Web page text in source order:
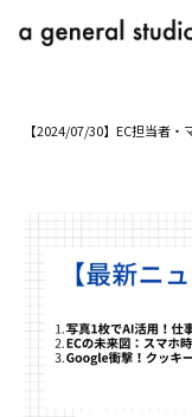
【2024/07/30】EC担当者